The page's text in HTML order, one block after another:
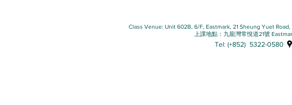
Class Venue: Unit 602B, 6/F, Eastmark, 21 Sheung Yuet
上課地點：九龍灣常悅道21號
Tel: (+852) 5322-0580